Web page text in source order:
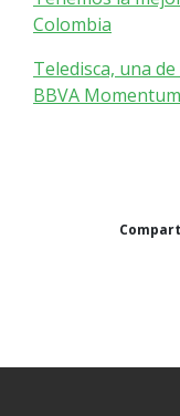
Colombia
Teledisca, una
BBVA Momentum